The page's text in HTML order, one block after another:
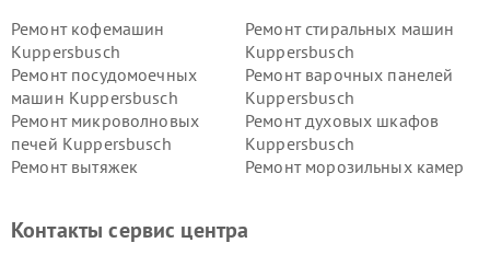
Ремонт кофемашин
Kuppersbusch
Ремонт стиральных машин
Kuppersbusch
Ремонт посудомоечных
машин Kuppersbusch
Ремонт варочных панелей
Kuppersbusch
Ремонт микроволновых
печей Kuppersbusch
Ремонт духовых шкафов
Kuppersbusch
Ремонт вытяжек
Ремонт морозильных камер
Kuppersbusch
вакуумных упаковщиков
Контакты сервис центра